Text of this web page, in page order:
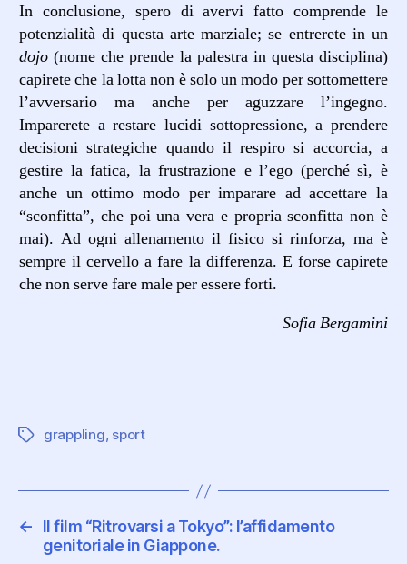
In conclusione, spero di avervi fatto comprende le
potenzialità di questa arte marziale; se entrerete in un
dojo (nome che prende la palestra in questa disciplina)
capirete che la lotta non è solo un modo per sottomettere
l’avversario ma anche per aguzzare l’ingegno.
Imparerete a restare lucidi sottopressione, a prendere
decisioni strategiche quando il respiro si accorcia, a
gestire la fatica, la frustrazione e l’ego (perché sì, è
anche un ottimo modo per imparare ad accettare la
“sconfitta”, che poi una vera e propria sconfitta non è
mai). Ad ogni allenamento il fisico si rinforza, ma è
sempre il cervello a fare la differenza. E forse capirete
che non serve fare male per essere forti.
Sofia Bergamini
grappling, sport
←
Il film “Ritrovarsi a Tokyo”: l’affidamento
genitoriale in Giappone.